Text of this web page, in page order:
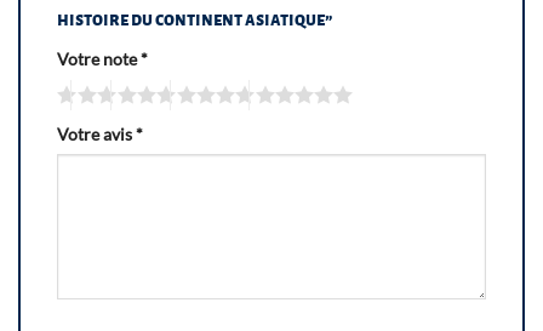
histoire du continent asiatique”
Votre note*
Votre avis*